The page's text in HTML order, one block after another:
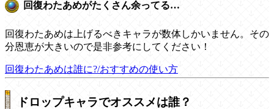
回復わたあめがたくさん余ってる…
回復わたあめは上げるべきキャラが数体しかいません。その
分恩恵が大きいので是非参考にしてください！
回復わたあめは誰に?/おすすめの使い方
ドロップキャラでオススメは誰？